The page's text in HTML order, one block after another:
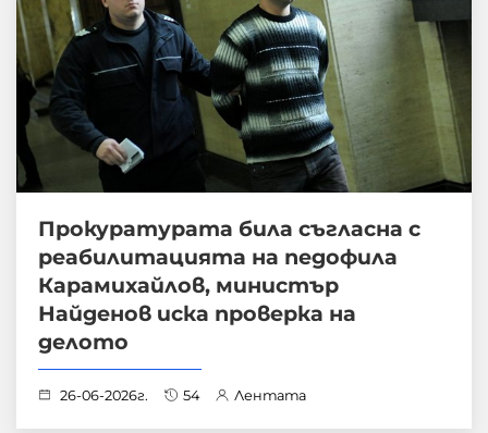
Прокуратурата била съгласна с
реабилитацията на педофила
Карамихайлов, министър
Найденов иска проверка на
делото
26-06-2026г. 54 Лентата